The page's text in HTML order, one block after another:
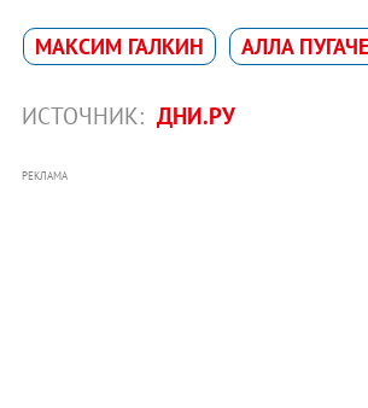
МАКСИМ ГАЛКИН АЛЛА
ИСТОЧНИК: ДНИ.РУ
РЕКЛАМА